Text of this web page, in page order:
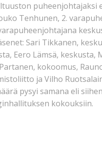
puheenjohtajaksi
Tenhunen, 2.
Sari Tikkanen,
Eero Lämsä,
kokoomus,
ja Vilho
pysyi samana eli
kokouksiin.